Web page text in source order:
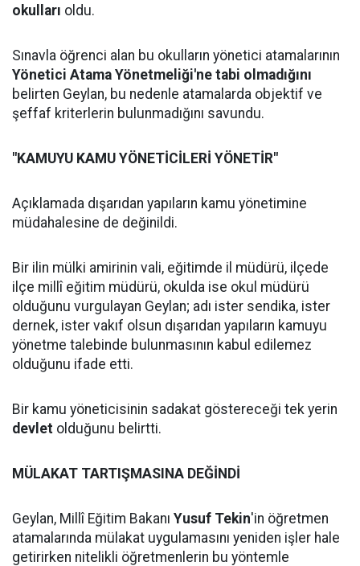
okulları oldu.
Sınavla öğrenci alan bu okulların yönetici atamalarının
Yönetici Atama Yönetmeliği'ne tabi olmadığını
belirten Geylan, bu nedenle atamalarda objektif ve
şeffaf kriterlerin bulunmadığını savundu.
"KAMUYU KAMU YÖNETİCİLERİ YÖNETİR"
Açıklamada dışarıdan yapıların kamu yönetimine
müdahalesine de değinildi.
Bir ilin mülki amirinin vali, eğitimde il müdürü, ilçede
ilçe millî eğitim müdürü, okulda ise okul müdürü
olduğunu vurgulayan Geylan; adı ister sendika, ister
dernek, ister vakıf olsun dışarıdan yapıların kamuyu
yönetme talebinde bulunmasının kabul edilemez
olduğunu ifade etti.
Bir kamu yöneticisinin sadakat göstereceği tek yerin
devlet olduğunu belirtti.
MÜLAKAT TARTIŞMASINA DEĞİNDİ
Geylan, Millî Eğitim Bakanı Yusuf Tekin'in öğretmen
atamalarında mülakat uygulamasını yeniden işler hale
getirirken nitelikli öğretmenlerin bu yöntemle